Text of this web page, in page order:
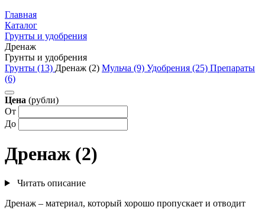
Главная
Каталог
Грунты и удобрения
Дренаж
Грунты и удобрения
Грунты (13) Дренаж (2) Мульча (9) Удобрения (25) Препараты
(6)
Цена (рубли)
От
До
Дренаж (2)
Читать описание
Дренаж – материал, который хорошо пропускает и отводит